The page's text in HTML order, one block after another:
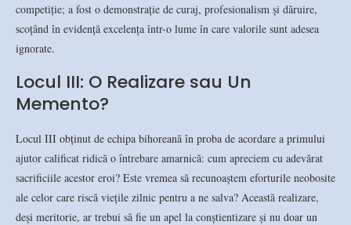
competiție; a fost o demonstrație de curaj, profesionalism și dăruire,
scoțând în evidență excelența într-o lume în care valorile sunt adesea
ignorate.
Locul III: O Realizare sau Un
Memento?
Locul III obținut de echipa bihoreană în proba de acordare a primului
ajutor calificat ridică o întrebare amarnică: cum apreciem cu adevărat
sacrificiile acestor eroi? Este vremea să recunoaștem eforturile neobosite
ale celor care riscă viețile zilnic pentru a ne salva? Această realizare,
deși meritorie, ar trebui să fie un apel la conștientizare și nu doar un